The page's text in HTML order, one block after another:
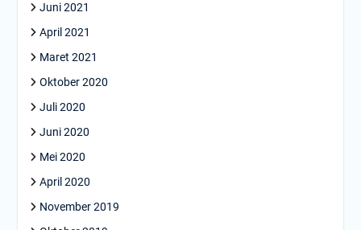
Juni 2021
April 2021
Maret 2021
Oktober 2020
Juli 2020
Juni 2020
Mei 2020
April 2020
November 2019